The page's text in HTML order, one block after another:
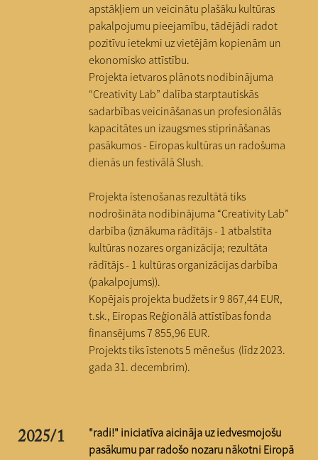
apstākļiem un veicinātu plašāku kultūras
pakalpojumu pieejamību, tādējādi radot
pozitīvu ietekmi uz vietējām kopienām un
ekonomisko attīstību.
Projekta ietvaros plānots nodibinājuma
“Creativity Lab” dalība starptautiskās
sadarbības veicināšanas un profesionālās
kapacitātes un izaugsmes stiprināšanas
pasākumos - Eiropas kultūras un radošuma
dienās un festivālā Slush.
Projekta īstenošanas rezultātā tiks
nodrošināta nodibinājuma “Creativity Lab”
darbība (iznākuma rādītājs - 1 atbalstīta
kultūras nozares organizācija; rezultāta
rādītājs - 1 kultūras organizācijas darbība
(pakalpojums)).
Kopējais projekta budžets ir 9 867,44 EUR,
t.sk., Eiropas Reģionālā attīstības fonda
finansējums 7 855,96 EUR.
Projekts tiks īstenots 5 mēnešus (līdz 2023.
gada 31. decembrim).
2025/1 "radi!" iniciatīva aicināja uz iedvesmojošu
pasākumu par radošo nozaru nākotni Eiropā